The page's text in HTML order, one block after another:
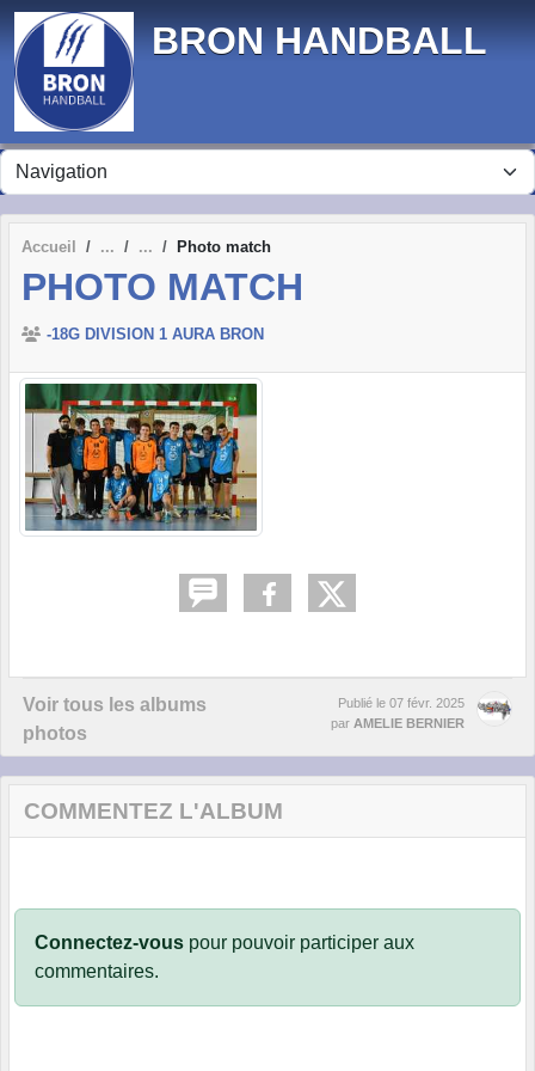
BRON HANDBALL
Accueil Photo match
PHOTO MATCH
-18G DIVISION 1 AURA BRON
Voir tous les albums
photos
Publié le 07 févr. 2025
par AMELIE BERNIER
COMMENTEZ L'ALBUM
Connectez-vous pour pouvoir participer aux
commentaires.
Panneau de gestion des cookies